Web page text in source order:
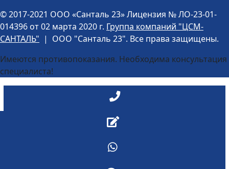
©️ 2017-2021 ООО «Санталь 23» Лицензия № ЛО-23-01-
014396 от 02 марта 2020 г. Группа компаний "ЦСМ-
САНТАЛЬ" | ООО "Санталь 23". Все права защищены.
Имеются противопоказания. Необходима консультация
специалиста!